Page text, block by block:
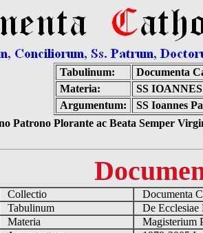
Tabulinum:
Documenta
Materia:
SS
Argumentum:
SS Ioannes
Patrono Plorante ac Beata Semper
Collectio
Documenta
Tabulinum
De
Materia
Magisterium